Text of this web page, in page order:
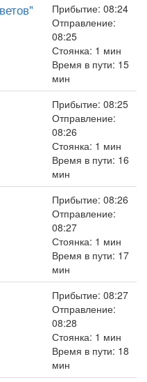
Прибытие: 08:24
Отправление:
08:25
Стоянка: 1 мин
Время в пути: 15
мин
Прибытие: 08:25
Отправление:
08:26
Стоянка: 1 мин
Время в пути: 16
мин
Прибытие: 08:26
Отправление:
08:27
Стоянка: 1 мин
Время в пути: 17
мин
Прибытие: 08:27
Отправление:
08:28
Стоянка: 1 мин
Время в пути: 18
мин